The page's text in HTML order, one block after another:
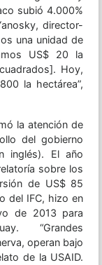
subió 4.000%
director-
una unidad de
US$ 20 la
Hoy,
la hectárea”,
la atención de
del gobierno
inglés). El año
sobre los
de US$ 85
del IFC, hizo en
de 2013 para
“Grandes
operan bajo
de la USAID.